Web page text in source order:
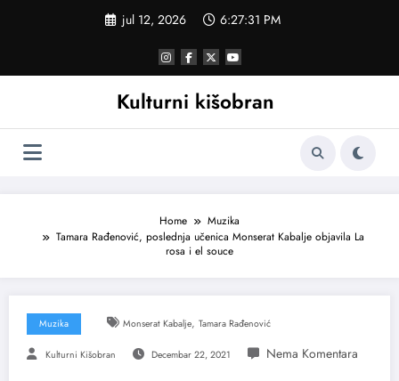
jul 12, 2026 6:27:32 PM
Kulturni kišobran
Home
Muzika
Tamara Rađenović, poslednja učenica Monserat Kabalje objavila La
rosa i el souce
Muzika Monserat Kabalje, Tamara Rađenović
Kulturni Kišobran Decembar 22, 2021